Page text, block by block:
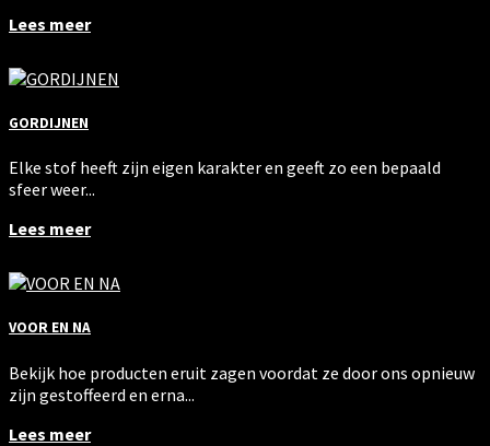
Lees meer
GORDIJNEN
Elke stof heeft zijn eigen karakter en geeft zo een bepaald
sfeer weer...
Lees meer
VOOR EN NA
Bekijk hoe producten eruit zagen voordat ze door ons opnieuw
zijn gestoffeerd en erna...
Lees meer